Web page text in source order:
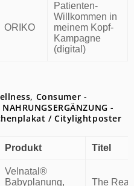
ORIKO
Patienten-
Willkommen in
meinem Kopf-
Kampagne
(digital)
Consumer -
-
/ Citylightposter
Produkt Titel
Velnatal®
Babyplanung,
The Real